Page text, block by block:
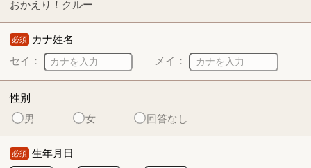
おかえり！クルー
必須 カナ姓名
セイ：
メイ：
性別
男
女 回答なし
必須 生年月日